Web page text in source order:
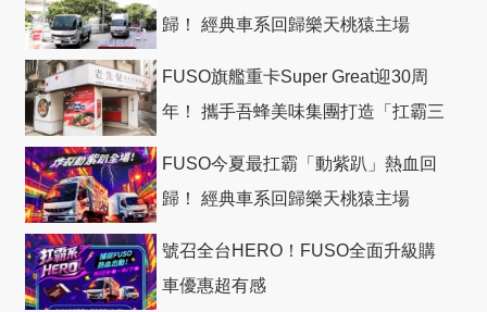
歸！ 經典車系回歸樂天桃猿主場
FUSO旗艦重卡Super Great迎30周
年！ 攜手吾蜂美味集團打造「扛霸三
FUSO今夏最扛霸「動紫趴」熱血回
歸！ 經典車系回歸樂天桃猿主場
號召全台HERO！FUSO全面升級購
車優惠超有感